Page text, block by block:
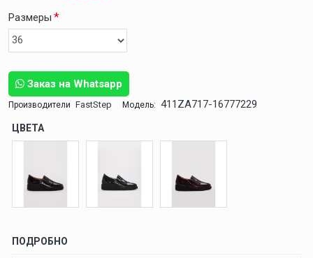
Заказ на Whatsapp
Производители FastStep Модель: 411ZA717-16777229
Размеры
ЦВЕТА
ПОДРОБНО